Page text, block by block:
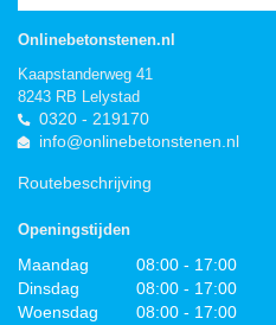
Onlinebetonstenen.nl
Kaapstanderweg 41
8243 RB Lelystad
0320 - 219170
info@onlinebetonstenen.nl
Routebeschrijving
Openingstijden
Maandag
08:00 - 17:00
Dinsdag
08:00 - 17:00
Woensdag
08:00 - 17:00